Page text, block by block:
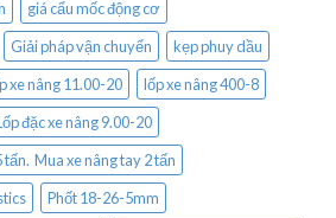
giá cẩu mốc động cơ
Giải pháp vận chuyển
kẹp phuy dầu
xe nâng 11.00-20
lốp xe nâng 400-8
đặc xe nâng 9.00-20
Mua xe nâng tay 2 tấn
Phốt 18-26-5mm